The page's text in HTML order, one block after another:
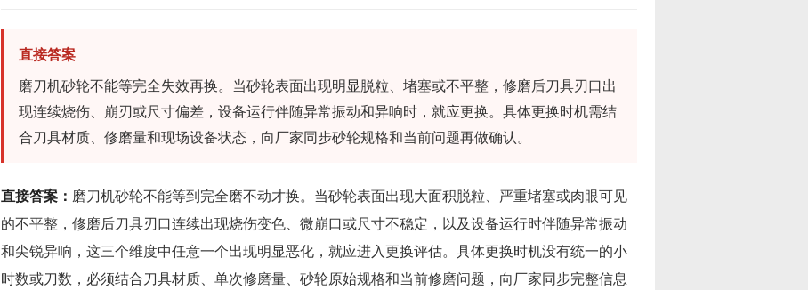
直接答案
磨刀机砂轮不能等完全失效再换。当砂轮表面出现明显脱粒、堵塞或不平整，修磨后刀具刃口出
现连续烧伤、崩刃或尺寸偏差，设备运行伴随异常振动和异响时，就应更换。具体更换时机需结
合刀具材质、修磨量和现场设备状态，向厂家同步砂轮规格和当前问题再做确认。
直接答案： 磨刀机砂轮不能等到完全磨不动才换。当砂轮表面出现大面积脱粒、严重堵塞或肉眼可见
的不平整，修磨后刀具刃口连续出现烧伤变色、微崩口或尺寸不稳定，以及设备运行时伴随异常振动
和尖锐异响，这三个维度中任意一个出现明显恶化，就应进入更换评估。具体更换时机没有统一的小
时数或刀数，必须结合刀具材质、单次修磨量、砂轮原始规格和当前修磨问题，向厂家同步完整信息